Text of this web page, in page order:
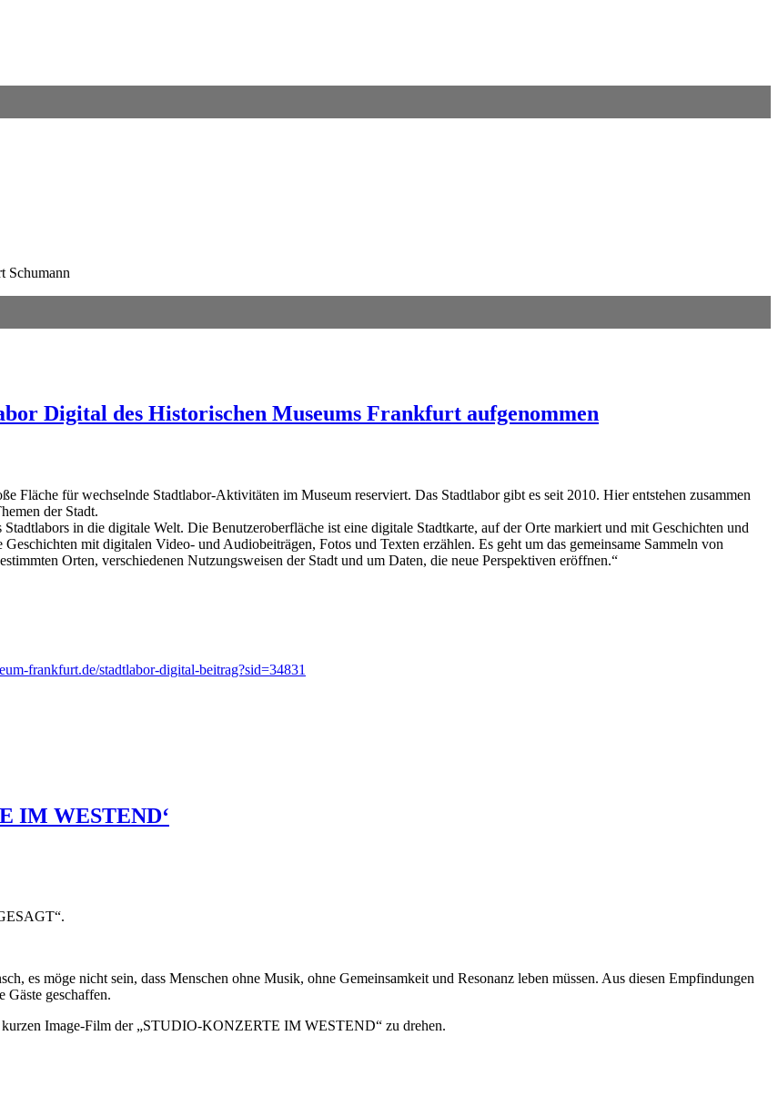
Schumann
Digital des Historischen Museums Frankfurt aufgenommen
Fläche für wechselnde Stadtlabor-Aktivitäten im Museum reserviert. Das Stadtlabor gibt es seit 2010. Hier entstehen zusammen
der Stadt.
in die digitale Welt. Die Benutzeroberfläche ist eine digitale Stadtkarte, auf der Orte markiert und mit Geschichten und
mit digitalen Video- und Audiobeiträgen, Fotos und Texten erzählen. Es geht um das gemeinsame Sammeln von
Orten, verschiedenen Nutzungsweisen der Stadt und um Daten, die neue Perspektiven eröffnen.“
frankfurt.de/stadtlabor-digital-beitrag?sid=34831
IM WESTEND‘
es möge nicht sein, dass Menschen ohne Musik, ohne Gemeinsamkeit und Resonanz leben müssen. Aus diesen Empfindungen
Gäste geschaffen.
Image-Film der „STUDIO-KONZERTE IM WESTEND“ zu drehen.